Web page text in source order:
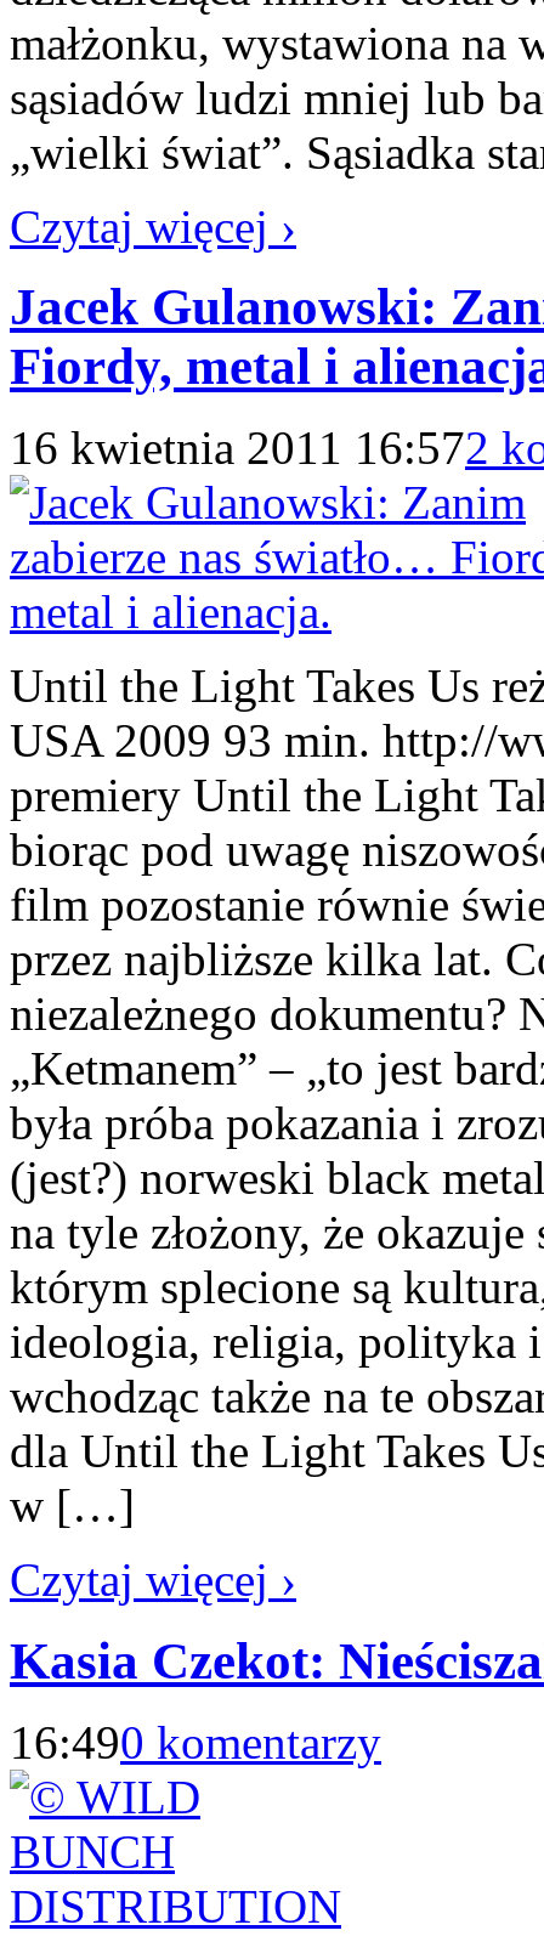
małżonku, wystawiona na
sąsiadów ludzi mniej lub
„wielki świat”. Sąsiadka
Czytaj więcej ›
Jacek Gulanowski:
Fiordy, metal i
16 kwietnia 2011 16:572
Until the Light Takes Us
USA 2009 93 min. http://
premiery Until the Light
biorąc pod uwagę
film pozostanie równie
przez najbliższe kilka lat.
niezależnego dokumentu?
„Ketmanem” – „to jest
była próba pokazania i
(jest?) norweski black
na tyle złożony, że
którym splecione są
ideologia, religia, polityka
wchodząc także na te
dla Until the Light Takes
w […]
Czytaj więcej ›
Kasia Czekot:
16:490 komentarzy